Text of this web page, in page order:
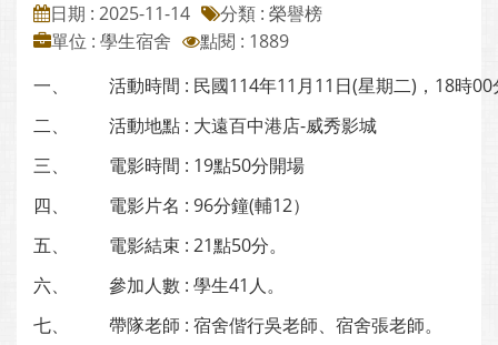
日期 : 2025-11-14
分類 : 榮譽榜
單位 : 學生宿舍
點閱 : 1889
一、
活動時間 : 民國114年11月11日(星期二)，18時
二、
活動地點 : 大遠百中港店-威秀影城
三、
電影時間 : 19點50分開場
四、
電影片名 : 96分鐘(輔12）
五、
電影結束 : 21點50分。
六、
參加人數 : 學生41人。
七、
帶隊老師 : 宿舍偕行吳老師、宿舍張老師。